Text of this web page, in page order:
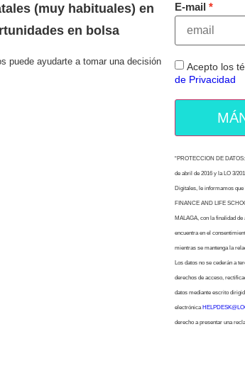
(muy habituales) en
en bolsa
puede ayudarte a tomar una decisión
E-mail
Acepto los
de Privacidad
“PROTECCION DE
de abril de 2016 y la LO 3/
Digitales, le informamos que
FINANCE AND LIFE
MALAGA, con la finalidad
encuentra en el
mientras se mantenga la
Los datos no se cederán a
derechos de acceso,
datos mediante escrito
electrónica
derecho a presentar una